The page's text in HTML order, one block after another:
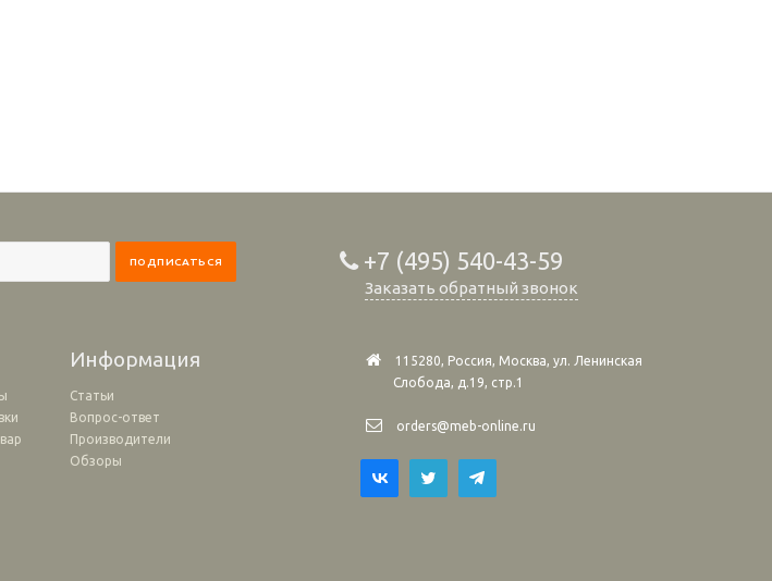
+7 (495) 540-43-59
Заказать обратный звонок
Информация
Статьи
Вопрос-ответ
Производители
Обзоры
115280, Россия, Москва, ул. Ленинская
Слобода, д.19, стр.1
orders@meb-online.ru